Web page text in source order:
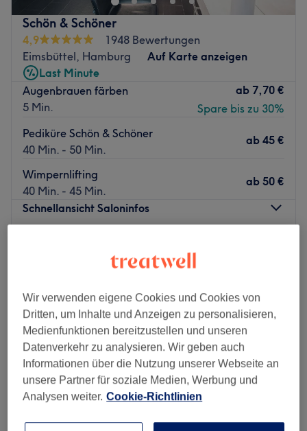
Schön & Schöner
4,9
1948 Bewertungen
Eimsbüttel, Hamburg
Auf Karte anzeigen
Last Minute
Augenbrauen färben
5 Min.
ab 7,70 €
Spare bis zu 30%
Pediküre Schön & Schöner
40 Min. - 50 Min.
ab 45 €
Wimpernlifting
40 Min. - 45 Min.
ab 50 €
Schnellansicht Saloninfos
Donnerstag
12:00– 21:00
Freitag
10:00–19:00
Samstag
10:00–16:00
Sonntag
Geschlossen
In Hamburg, Eimsbüttel bietet dir der stilvolle Salon
Schön & Schöner alles, was du für deine Schönheit
Wimpernbehandlungen oder Waxing, hier kannst du dich
Wir verwenden eigene Cookies und Cookies von
Dritten, um Inhalte und Anzeigen zu personalisieren,
Medienfunktionen bereitzustellen und unseren
Datenverkehr zu analysieren. Wir geben auch
Informationen über die Nutzung unserer Webseite an
unsere Partner für soziale Medien, Werbung und
Analysen weiter. Cookie-Richtlinien